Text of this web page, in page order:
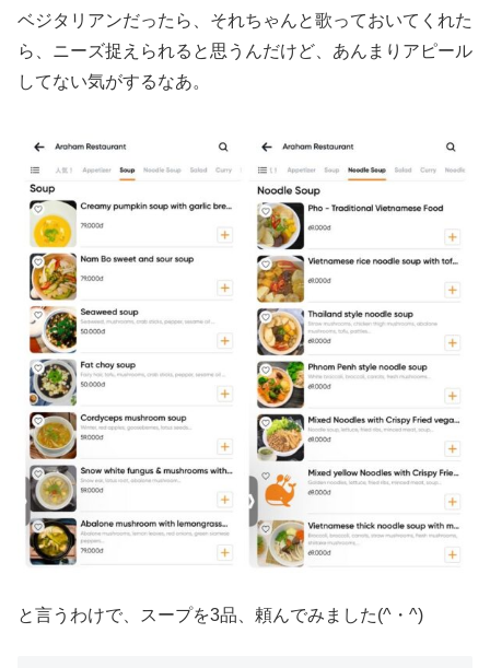
ベジタリアンだったら、それちゃんと歌っておいてくれた
ら、ニーズ捉えられると思うんだけど、あんまりアピール
してない気がするなあ。
と言うわけで、スープを3品、頼んでみました(^・^)